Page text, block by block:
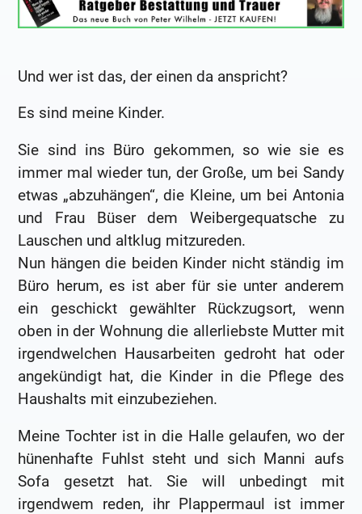
Und wer ist das, der einen da anspricht?
Es sind meine Kinder.
Sie sind ins Büro gekommen, so wie sie es
immer mal wieder tun, der Große, um bei Sandy
etwas „abzuhängen“, die Kleine, um bei Antonia
und Frau Büser dem Weibergequatsche zu
Lauschen und altklug mitzureden.
Nun hängen die beiden Kinder nicht ständig im
Büro herum, es ist aber für sie unter anderem
ein geschickt gewählter Rückzugsort, wenn
oben in der Wohnung die allerliebste Mutter mit
irgendwelchen Hausarbeiten gedroht hat oder
angekündigt hat, die Kinder in die Pflege des
Haushalts mit einzubeziehen.
Meine Tochter ist in die Halle gelaufen, wo der
hünenhafte Fuhlst steht und sich Manni aufs
Sofa gesetzt hat. Sie will unbedingt mit
irgendwem reden, ihr Plappermaul ist immer